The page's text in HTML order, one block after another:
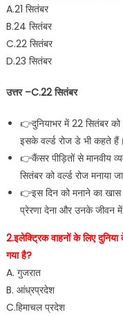
A.21 सितंबर
B.24 सितंबर
C.22 सितंबर
D.23 सितंबर
उत्तर –C.22 सितंबर
👉दुनियाभर में 22 सितंबर को
इसके वर्ल्ड रोज डे भी कहते हैं।
👉कैंसर पीड़ितों से मानवीय
सितंबर को वर्ल्ड रोज मनाया
👉इस दिन को मनाने का
प्रेरणा देना और उनके जीवन में
2.इलेक्ट्रिक वाहनों के लिए
गया है?
A. गुजरात
B. आंध्रप्रदेश
C.हिमाचल प्रदेश